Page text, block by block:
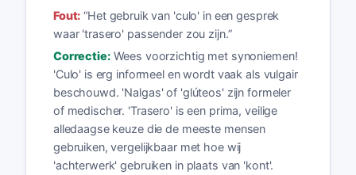
Fout: “Het gebruik van 'culo' in een gesprek
waar 'trasero' passender zou zijn.”
Correctie: Wees voorzichtig met synoniemen!
'Culo' is erg informeel en wordt vaak als vulgair
beschouwd. 'Nalgas' of 'glúteos' zijn formeler
of medischer. 'Trasero' is een prima, veilige
alledaagse keuze die de meeste mensen
gebruiken, vergelijkbaar met hoe wij
'achterwerk' gebruiken in plaats van 'kont'.